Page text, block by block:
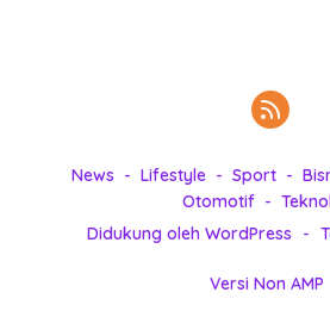
News Lifestyle Sport
Otomotif
Didukung oleh WordPress
-
Versi Non AMP